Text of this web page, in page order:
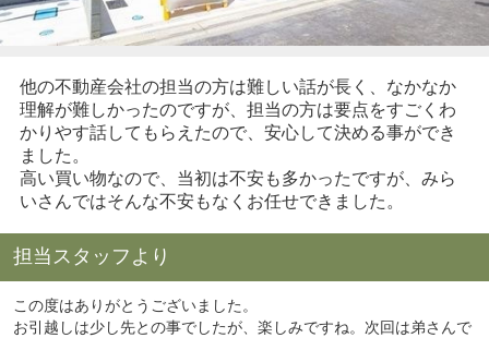
他の不動産会社の担当の方は難しい話が長く、なかなか
理解が難しかったのですが、担当の方は要点をすごくわ
かりやす話してもらえたので、安心して決める事ができ
ました。
高い買い物なので、当初は不安も多かったですが、みら
いさんではそんな不安もなくお任せできました。
担当スタッフより
この度はありがとうございました。
お引越しは少し先との事でしたが、楽しみですね。次回は弟さんで